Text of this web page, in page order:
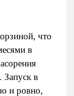
что
в
Запуск в
и ровно,